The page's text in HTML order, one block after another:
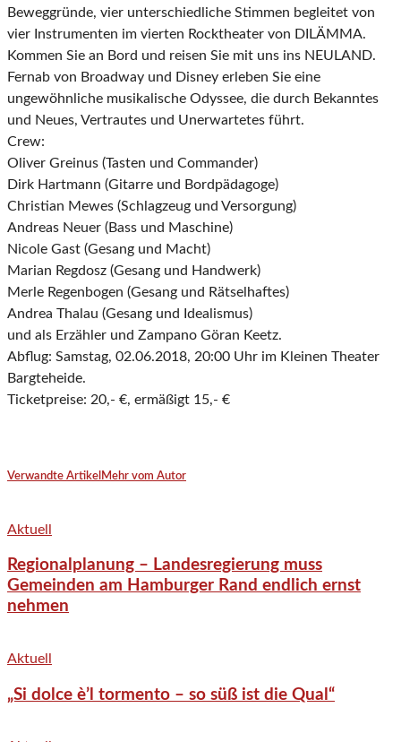
Beweggründe, vier unterschiedliche Stimmen begleitet von
vier Instrumenten im vierten Rocktheater von DILÄMMA.
Kommen Sie an Bord und reisen Sie mit uns ins NEULAND.
Fernab von Broadway und Disney erleben Sie eine
ungewöhnliche musikalische Odyssee, die durch Bekanntes
und Neues, Vertrautes und Unerwartetes führt.
Crew:
Oliver Greinus (Tasten und Commander)
Dirk Hartmann (Gitarre und Bordpädagoge)
Christian Mewes (Schlagzeug und Versorgung)
Andreas Neuer (Bass und Maschine)
Nicole Gast (Gesang und Macht)
Marian Regdosz (Gesang und Handwerk)
Merle Regenbogen (Gesang und Rätselhaftes)
Andrea Thalau (Gesang und Idealismus)
und als Erzähler und Zampano Göran Keetz.
Abflug: Samstag, 02.06.2018, 20:00 Uhr im Kleinen Theater
Bargteheide.
Ticketpreise: 20,- €, ermäßigt 15,- €
Verwandte Artikel Mehr vom Autor
Aktuell
Regionalplanung – Landesregierung muss
Gemeinden am Hamburger Rand endlich ernst
nehmen
Aktuell
„Si dolce è’l tormento – so süß ist die Qual“